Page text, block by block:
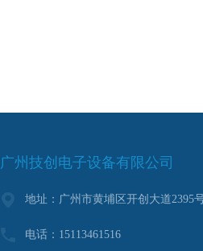
广州技创电子设备有限公司
地址：广州市黄埔区开创大道2395
电话：15113461516